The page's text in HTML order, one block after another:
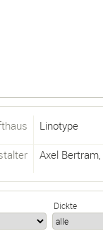
Linotype
Axel Bertram,
Dickte